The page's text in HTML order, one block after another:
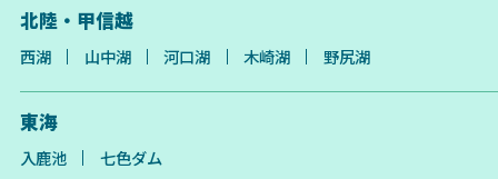
北陸・甲信越
西湖 山中湖 河口湖 木崎湖 野尻湖
東海
入鹿池 七色ダム